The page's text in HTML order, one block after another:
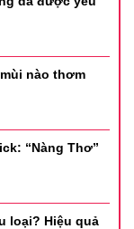
nào thơm
“Nàng Thơ”
loại? Hiệu quả